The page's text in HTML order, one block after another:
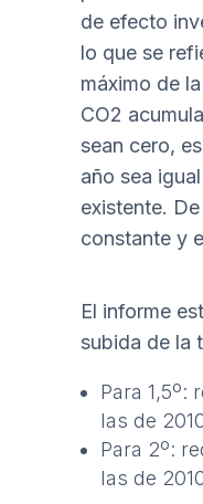
de efecto
lo que se
máximo de
CO2
sean cero,
año sea
existente.
constante y
El informe
subida de la
Para 1,5º:
las de
Para 2º:
las de